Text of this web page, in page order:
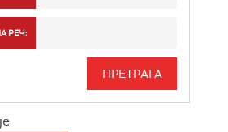
РТС 3
РЕЧ: